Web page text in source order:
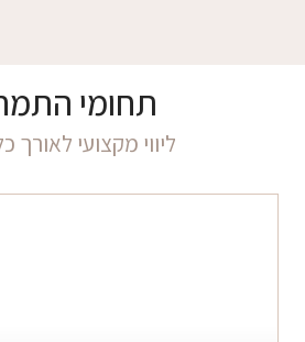
תחומי
ליווי מקצועי לאורך